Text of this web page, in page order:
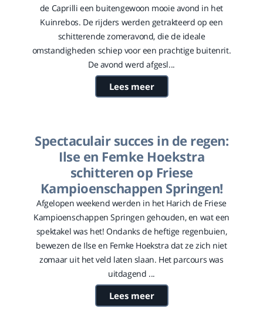
de Caprilli een buitengewoon mooie avond in het
Kuinrebos. De rijders werden getrakteerd op een
schitterende zomeravond, die de ideale
omstandigheden schiep voor een prachtige buitenrit.
De avond werd afgesl...
Lees meer
Spectaculair succes in de regen:
Ilse en Femke Hoekstra
schitteren op Friese
Kampioenschappen Springen!
Afgelopen weekend werden in het Harich de Friese
Kampioenschappen Springen gehouden, en wat een
spektakel was het! Ondanks de heftige regenbuien,
bewezen de Ilse en Femke Hoekstra dat ze zich niet
zomaar uit het veld laten slaan. Het parcours was
uitdagend ...
Lees meer